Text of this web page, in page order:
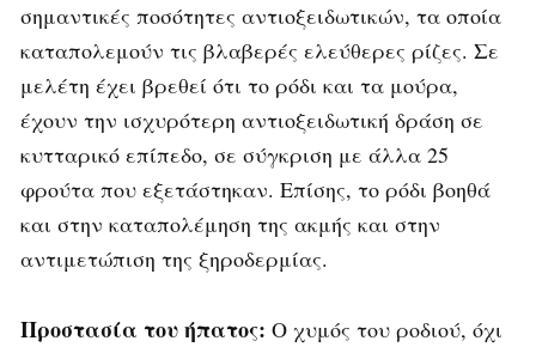
σημαντικές ποσότητες αντιοξειδωτικών, τα οποία
καταπολεμούν τις βλαβερές ελεύθερες ρίζες. Σε
μελέτη έχει βρεθεί ότι το ρόδι και τα μούρα,
έχουν την ισχυρότερη αντιοξειδωτική δράση σε
κυτταρικό επίπεδο, σε σύγκριση με άλλα 25
φρούτα που εξετάστηκαν. Επίσης, το ρόδι βοηθά
και στην καταπολέμηση της ακμής και στην
αντιμετώπιση της ξηροδερμίας.
Προστασία του ήπατος: Ο χυμός του ροδιού, όχι